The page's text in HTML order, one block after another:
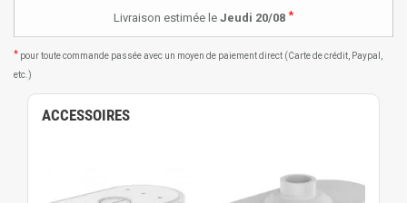
Livraison estimée le Jeudi 20/08 *
* pour toute commande passée avec un moyen de paiement direct (Carte de crédit, Paypal,
etc.)
ACCESSOIRES